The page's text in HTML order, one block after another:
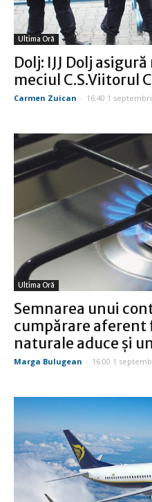
Ultima Oră
Dolj: IJJ Dolj
meciul C.S.Viitorul
Carmen Zuican - 16:40 1
Ultima Oră
Semnarea unui
cumpărare aferent
naturale aduce şi
Marga Bulugean - 16:00 1